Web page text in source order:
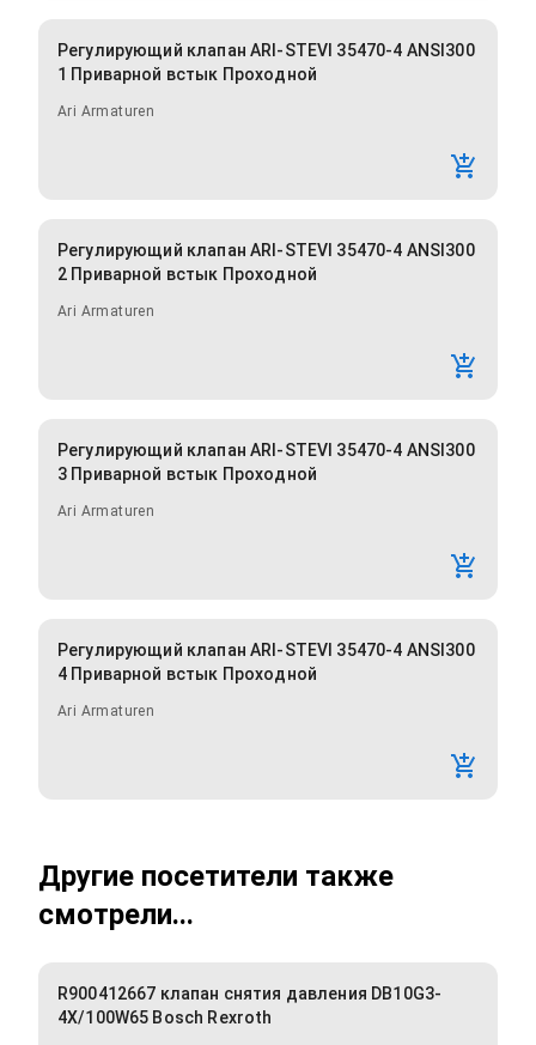
Регулирующий клапан ARI-STEVI 35470-4 ANSI300
1 Приварной встык Проходной
Ari Armaturen
Регулирующий клапан ARI-STEVI 35470-4 ANSI300
2 Приварной встык Проходной
Ari Armaturen
Регулирующий клапан ARI-STEVI 35470-4 ANSI300
3 Приварной встык Проходной
Ari Armaturen
Регулирующий клапан ARI-STEVI 35470-4 ANSI300
4 Приварной встык Проходной
Ari Armaturen
Другие посетители также
смотрели...
R900412667 клапан снятия давления DB10G3-
4X/100W65 Bosch Rexroth